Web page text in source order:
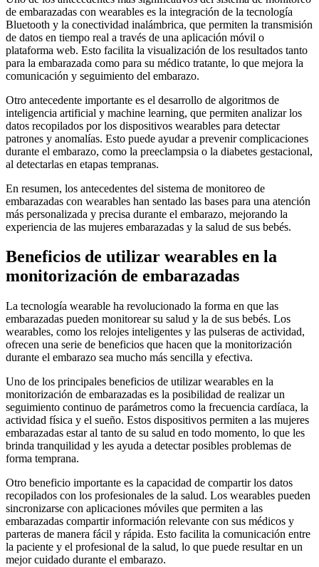
de embarazadas con wearables es la integración de la tecnología
Bluetooth y la conectividad inalámbrica, que permiten la transmisión
de datos en tiempo real a través de una aplicación móvil o
plataforma web. Esto facilita la visualización de los resultados tanto
para la embarazada como para su médico tratante, lo que mejora la
comunicación y seguimiento del embarazo.
Otro antecedente importante es el desarrollo de algoritmos de
inteligencia artificial y machine learning, que permiten analizar los
datos recopilados por los dispositivos wearables para detectar
patrones y anomalías. Esto puede ayudar a prevenir complicaciones
durante el embarazo, como la preeclampsia o la diabetes gestacional,
al detectarlas en etapas tempranas.
En resumen, los antecedentes del sistema de monitoreo de
embarazadas con wearables han sentado las bases para una atención
más personalizada y precisa durante el embarazo, mejorando la
experiencia de las mujeres embarazadas y la salud de sus bebés.
Beneficios de utilizar wearables en la
monitorización de embarazadas
La tecnología wearable ha revolucionado la forma en que las
embarazadas pueden monitorear su salud y la de sus bebés. Los
wearables, como los relojes inteligentes y las pulseras de actividad,
ofrecen una serie de beneficios que hacen que la monitorización
durante el embarazo sea mucho más sencilla y efectiva.
Uno de los principales beneficios de utilizar wearables en la
monitorización de embarazadas es la posibilidad de realizar un
seguimiento continuo de parámetros como la frecuencia cardíaca, la
actividad física y el sueño. Estos dispositivos permiten a las mujeres
embarazadas estar al tanto de su salud en todo momento, lo que les
brinda tranquilidad y les ayuda a detectar posibles problemas de
forma temprana.
Otro beneficio importante es la capacidad de compartir los datos
recopilados con los profesionales de la salud. Los wearables pueden
sincronizarse con aplicaciones móviles que permiten a las
embarazadas compartir información relevante con sus médicos y
parteras de manera fácil y rápida. Esto facilita la comunicación entre
la paciente y el profesional de la salud, lo que puede resultar en un
mejor cuidado durante el embarazo.